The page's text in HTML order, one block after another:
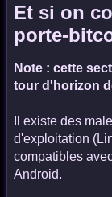
Et si on
porte-
Note : cette
tour d'horizon
Il existe des
d'exploitation
compatibles
Android.